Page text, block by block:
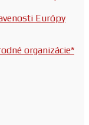
Európy
organizácie*